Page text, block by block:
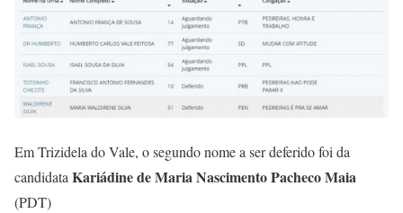
Em Trizidela do Vale, o segundo nome a ser deferido foi da
candidata Kariádine de Maria Nascimento Pacheco Maia
(PDT)